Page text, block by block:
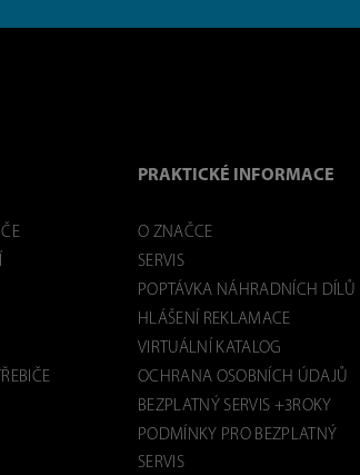
PRAKTICKÉ INFORMACE
O ZNAČCE
SERVIS
POPTÁVKA NÁHRADNÍCH DÍLŮ
HLÁŠENÍ REKLAMACE
VIRTUÁLNÍ KATALOG
OCHRANA OSOBNÍCH ÚDAJŮ
BEZPLATNÝ SERVIS +3ROKY
PODMÍNKY PRO BEZPLATNÝ
SERVIS